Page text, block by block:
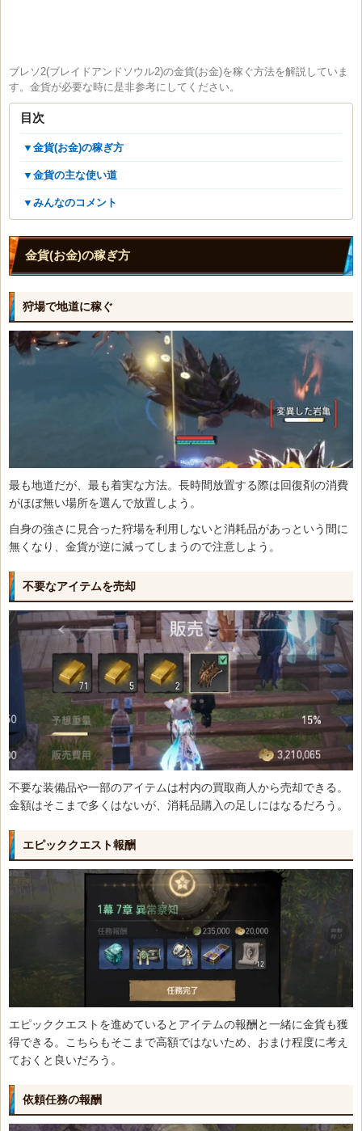
ブレソ2(ブレイドアンドソウル2)の金貨(お金)を稼ぐ方法を解説していま
す。金貨が必要な時に是非参考にしてください。
目次
▼金貨(お金)の稼ぎ方
▼金貨の主な使い道
▼みんなのコメント
金貨(お金)の稼ぎ方
狩場で地道に稼ぐ
最も地道だが、最も着実な方法。長時間放置する際は回復剤の消費
がほぼ無い場所を選んで放置しよう。
自身の強さに見合った狩場を利用しないと消耗品があっという間に
無くなり、金貨が逆に減ってしまうので注意しよう。
不要なアイテムを売却
不要な装備品や一部のアイテムは村内の買取商人から売却できる。
金額はそこまで多くはないが、消耗品購入の足しにはなるだろう。
エピッククエスト報酬
エピッククエストを進めているとアイテムの報酬と一緒に金貨も獲
得できる。こちらもそこまで高額ではないため、おまけ程度に考え
ておくと良いだろう。
依頼任務の報酬